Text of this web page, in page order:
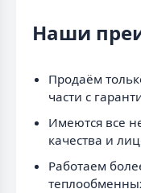
Наши
Продаём
части с
Имеются все
качества и
Работаем